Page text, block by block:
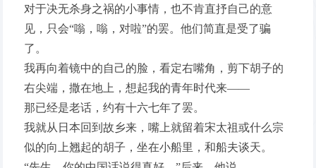
对于决无杀身之祸的小事情，也不肯直抒自己的意
见，只会“嗡，嗡，对啦”的罢。他们简直是受了骗
了。
我再向着镜中的自己的脸，看定右嘴角，剪下胡子的
右尖端，撒在地上，想起我的青年时代来——
那已经是老话，约有十六七年了罢。
我就从日本回到故乡来，嘴上就留着宋太祖或什么宗
似的向上翘起的胡子，坐在小船里，和船夫谈天。